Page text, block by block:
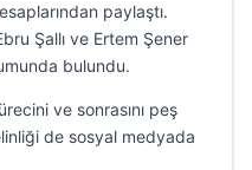
paylaştı.
Şallı ve Ertem Şener
bulundu.
ve sonrasını peş
de sosyal medyada